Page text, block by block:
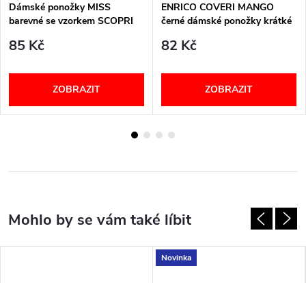
Dámské ponožky MISS
barevné se vzorkem SCOPRI
85 Kč
ZOBRAZIT
ENRICO COVERI MANGO
černé dámské ponožky krátké
82 Kč
ZOBRAZIT
Novinka